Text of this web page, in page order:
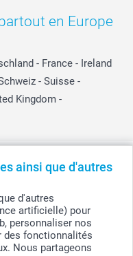
ainsi que d'autres
d'autres
artificielle) pour
personnaliser nos
des fonctionnalités
Nous partageons
en Europe
- France - Ireland
- Suisse -
Kingdom -
Wetteren, Belgique
et hors frais de port.